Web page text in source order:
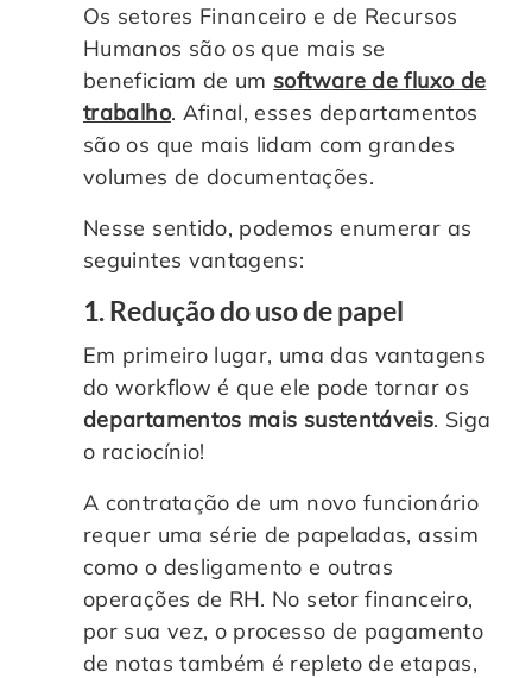
Os setores Financeiro e de Recursos
Humanos são os que mais se
beneficiam de um software de fluxo de
trabalho. Afinal, esses departamentos
são os que mais lidam com grandes
volumes de documentações.
Nesse sentido, podemos enumerar as
seguintes vantagens:
1. Redução do uso de papel
Em primeiro lugar, uma das vantagens
do workflow é que ele pode tornar os
departamentos mais sustentáveis. Siga
o raciocínio!
A contratação de um novo funcionário
requer uma série de papeladas, assim
como o desligamento e outras
operações de RH. No setor financeiro,
por sua vez, o processo de pagamento
de notas também é repleto de etapas,